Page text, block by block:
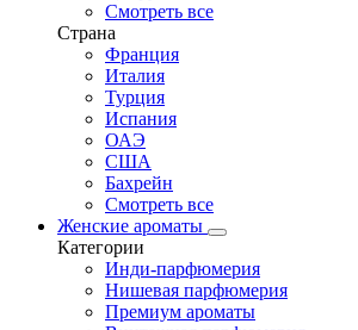
Смотреть все
Страна
Франция
Италия
Турция
Испания
ОАЭ
США
Бахрейн
Смотреть все
Женские ароматы
Категории
Инди-парфюмерия
Нишевая парфюмерия
Премиум ароматы